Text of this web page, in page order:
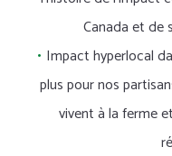
Canada et de
Impact hyperlocal
plus pour nos
vivent à la ferme